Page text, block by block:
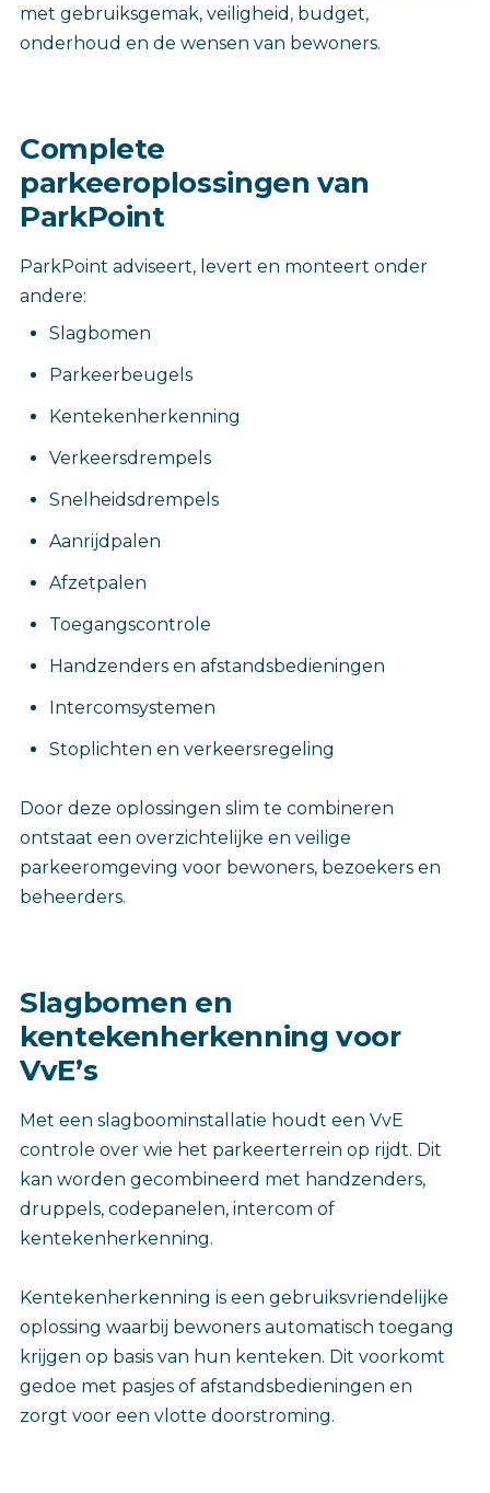
met gebruiksgemak, veiligheid, budget,
onderhoud en de wensen van bewoners.
Complete
parkeeroplossingen van
ParkPoint
ParkPoint adviseert, levert en monteert onder
andere:
Slagbomen
Parkeerbeugels
Kentekenherkenning
Verkeersdrempels
Snelheidsdrempels
Aanrijdpalen
Afzetpalen
Toegangscontrole
Handzenders en afstandsbedieningen
Intercomsystemen
Stoplichten en verkeersregeling
Door deze oplossingen slim te combineren
ontstaat een overzichtelijke en veilige
parkeeromgeving voor bewoners, bezoekers en
beheerders.
Slagbomen en
kentekenherkenning voor
VvE’s
Met een slagboominstallatie houdt een VvE
controle over wie het parkeerterrein op rijdt. Dit
kan worden gecombineerd met handzenders,
druppels, codepanelen, intercom of
kentekenherkenning.
Kentekenherkenning is een gebruiksvriendelijke
oplossing waarbij bewoners automatisch toegang
krijgen op basis van hun kenteken. Dit voorkomt
gedoe met pasjes of afstandsbedieningen en
zorgt voor een vlotte doorstroming.